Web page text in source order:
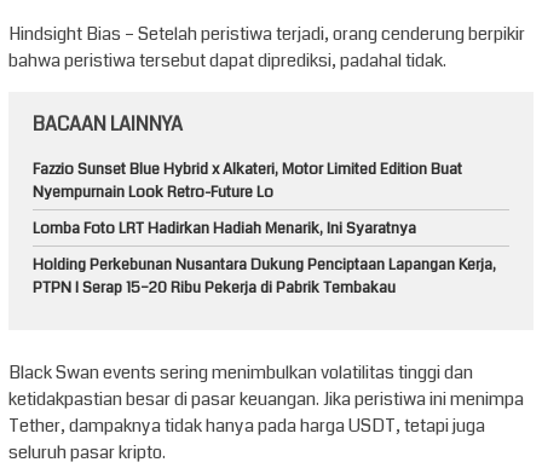
Hindsight Bias – Setelah peristiwa terjadi, orang cenderung berpikir
bahwa peristiwa tersebut dapat diprediksi, padahal tidak.
BACAAN LAINNYA
Fazzio Sunset Blue Hybrid x Alkateri, Motor Limited Edition Buat
Nyempurnain Look Retro-Future Lo
Lomba Foto LRT Hadirkan Hadiah Menarik, Ini Syaratnya
Holding Perkebunan Nusantara Dukung Penciptaan Lapangan Kerja,
PTPN I Serap 15–20 Ribu Pekerja di Pabrik Tembakau
Black Swan events sering menimbulkan volatilitas tinggi dan
ketidakpastian besar di pasar keuangan. Jika peristiwa ini menimpa
Tether, dampaknya tidak hanya pada harga USDT, tetapi juga
seluruh pasar kripto.